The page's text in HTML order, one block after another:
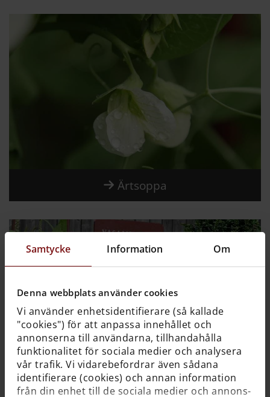
Samtycke Information Om
Denna webbplats använder cookies
Vi använder enhetsidentifierare (så kallade
"cookies") för att anpassa innehållet och
annonserna till användarna, tillhandahålla
funktionalitet för sociala medier och analysera
vår trafik. Vi vidarebefordrar även sådana
identifierare (cookies) och annan information
från din enhet till de sociala medier och annons-
Ärtsoppa
Lavendelsalva